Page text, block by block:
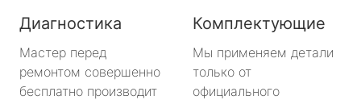
Диагностика
Мастер перед
ремонтом совершенно
бесплатно производит
Комплектующие
Мы применяем детали
только от
официального